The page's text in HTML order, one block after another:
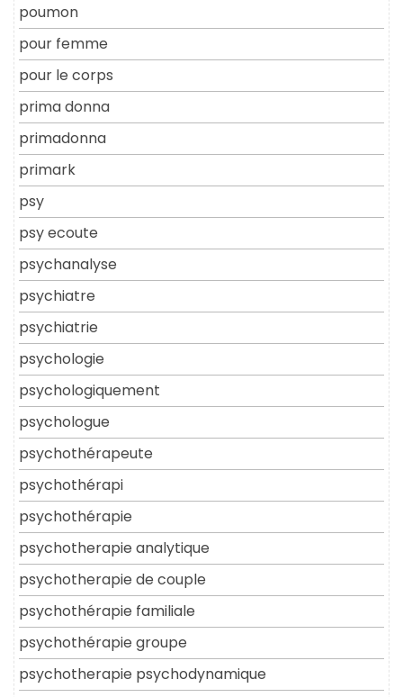
poumon
pour femme
pour le corps
prima donna
primadonna
primark
psy
psy ecoute
psychanalyse
psychiatre
psychiatrie
psychologie
psychologiquement
psychologue
psychothérapeute
psychothérapi
psychothérapie
psychotherapie analytique
psychotherapie de couple
psychothérapie familiale
psychothérapie groupe
psychotherapie psychodynamique